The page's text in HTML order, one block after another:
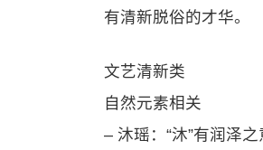
有清新脱俗的才华。
文艺清新类
自然元素相关
– 沐瑶：“沐”有润泽